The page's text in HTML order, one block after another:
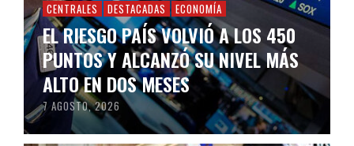
CENTRALES DESTACADAS ECONOMÍA
EL RIESGO PAÍS VOLVIÓ A LOS 450
PUNTOS Y ALCANZÓ SU NIVEL MÁS
ALTO EN DOS MESES
7 AGOSTO, 2026